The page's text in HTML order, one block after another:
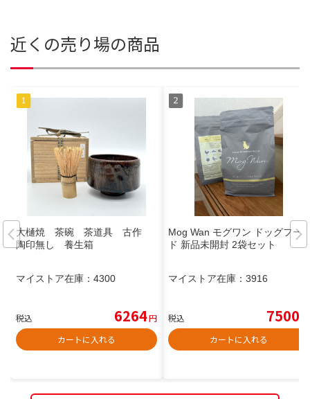
近くの売り場の商品
大樋焼 茶碗 茶道具 古作
陶印無し 養生箱
マイストア在庫： 4300
税込 6264円
カートに入れる
Mog Wan モグワン ドッグフー
ド 新品未開封 2袋セット
マイストア在庫： 3916
税込 7500
カートに入れる